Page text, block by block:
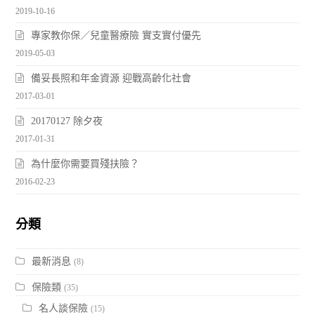
2019-10-16
專家教你保／兒童醫療險 實支實付優先
2019-05-03
備妥長照和年金資源 迎戰高齡化社會
2017-03-01
20170127 除夕夜
2017-01-31
為什麼你需要買殘扶險？
2016-02-23
分類
最新消息 (8)
保險類 (35)
名人談保險 (15)